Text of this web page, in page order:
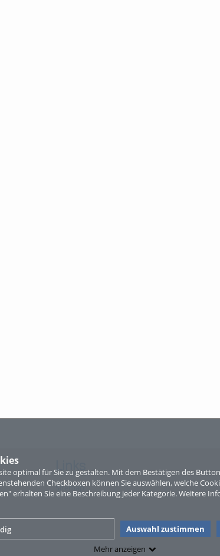
optimal für Sie zu gestalten. Mit dem Bestätigen des
Checkboxen können Sie auswählen, welche
erhalten Sie eine Beschreibung jeder Kategorie. Weitere
Auswahl zustimmen
Mehr anzeigen
Links
Sitemap